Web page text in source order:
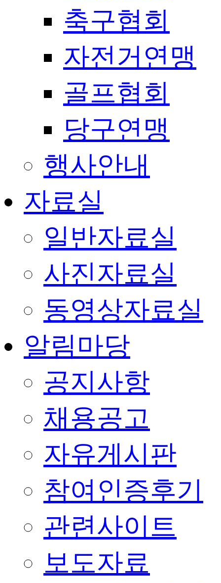
축구협회
자전거연맹
골프협회
당구연맹
행사안내
자료실
일반자료실
사진자료실
동영상자료실
알림마당
공지사항
채용공고
자유게시판
참여인증후기
관련사이트
보도자료